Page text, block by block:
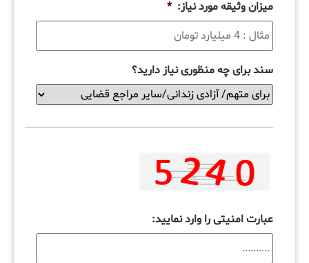
میزان وثیقه مورد نیاز: *
سند برای چه منظوری نیاز دارید؟
عبارت امنیتی را وارد نمایید: